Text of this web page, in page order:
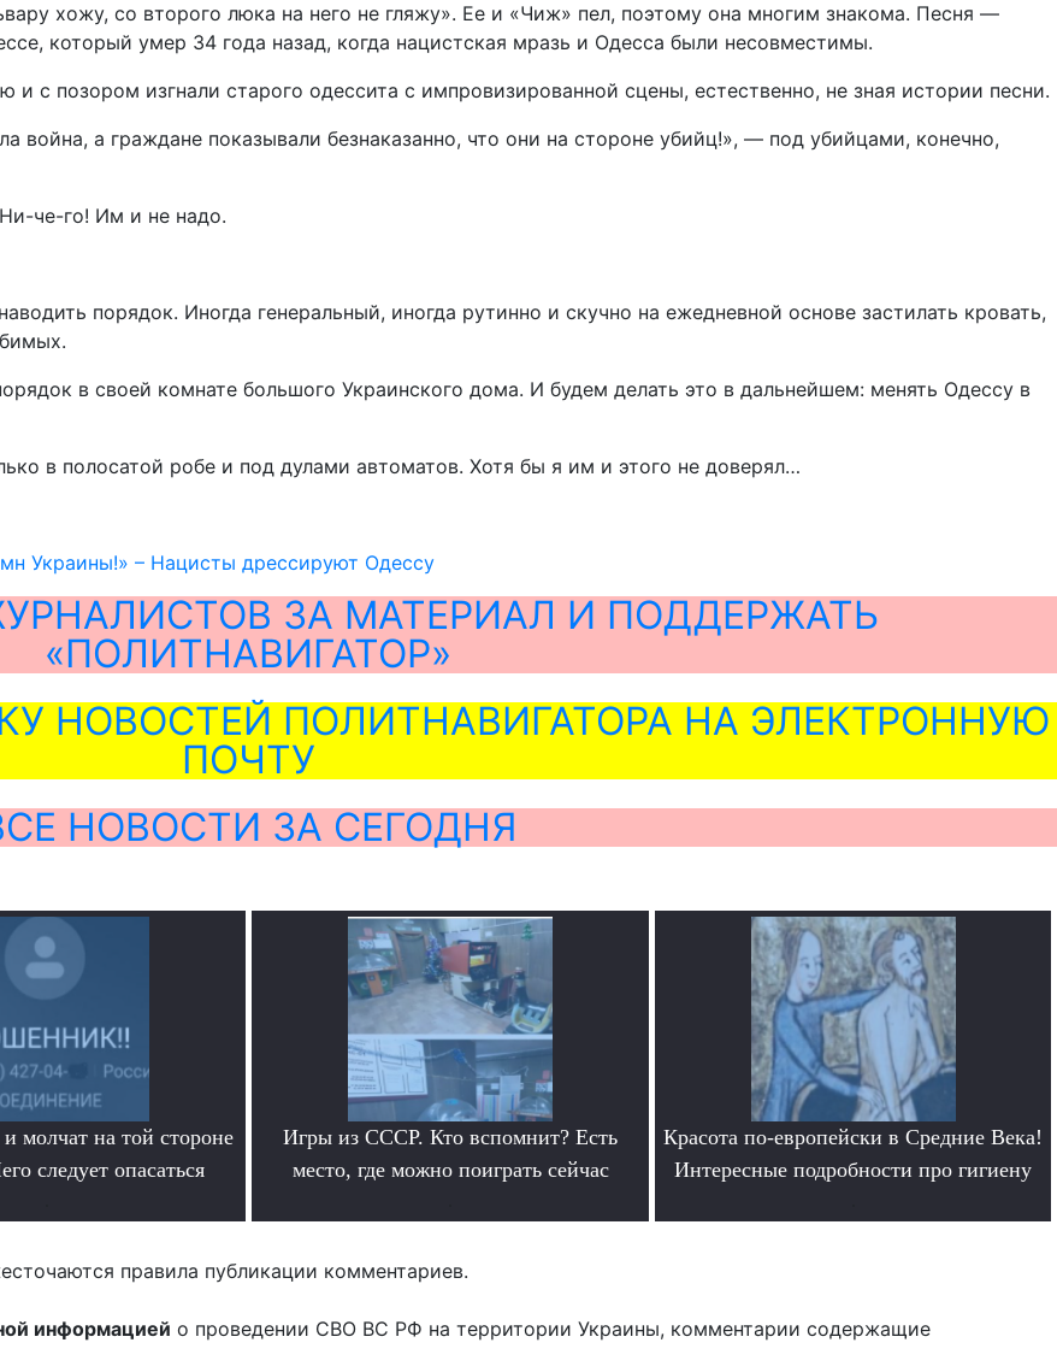
хожу, со второго люка на него не гляжу». Ее и «Чиж» пел, поэтому она многим знакома. Песня —
который умер 34 года назад, когда нацистская мразь и Одесса были несовместимы.
с позором изгнали старого одессита с импровизированной сцены, естественно, не зная истории песни.
война, а граждане показывали безнаказанно, что они на стороне убийц!», — под убийцами, конечно,
че-го! Им и не надо.
порядок. Иногда генеральный, иногда рутинно и скучно на ежедневной основе застилать кровать,
в своей комнате большого Украинского дома. И будем делать это в дальнейшем: менять Одессу в
в полосатой робе и под дулами автоматов. Хотя бы я им и этого не доверял…
Украины!» – Нацисты дрессируют Одессу
ЗА МАТЕРИАЛ И ПОДДЕРЖАТЬ
«ПОЛИТНАВИГАТОР»
НОВОСТЕЙ ПОЛИТНАВИГАТОРА НА ЭЛЕКТРОННУЮ
ПОЧТУ
НОВОСТИ ЗА СЕГОДНЯ
молчат на той стороне
следует опасаться
Игры из СССР. Кто вспомнит? Есть
место, где можно поиграть сейчас
Красота по-европейски в Средние Века!
Интересные подробности про гигиену
правила публикации комментариев.
информацией о проведении СВО ВС РФ на территории Украины, комментарии содержащие